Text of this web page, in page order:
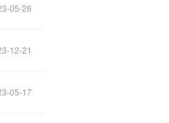
05-26
12-21
05-17